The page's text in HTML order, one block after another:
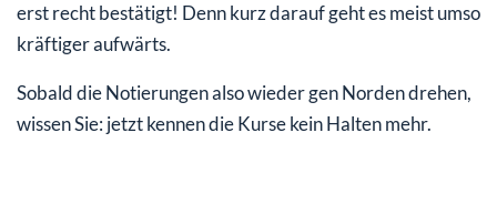
erst recht bestätigt! Denn kurz darauf geht es meist umso
kräftiger aufwärts.
Sobald die Notierungen also wieder gen Norden drehen,
wissen Sie: jetzt kennen die Kurse kein Halten mehr.